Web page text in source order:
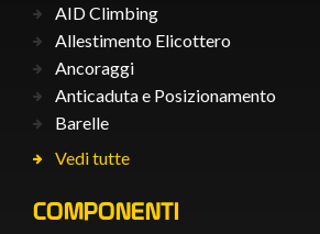
AID Climbing
Allestimento Elicottero
Ancoraggi
Anticaduta e Posizionamento
Barelle
Vedi tutte
COMPONENTI